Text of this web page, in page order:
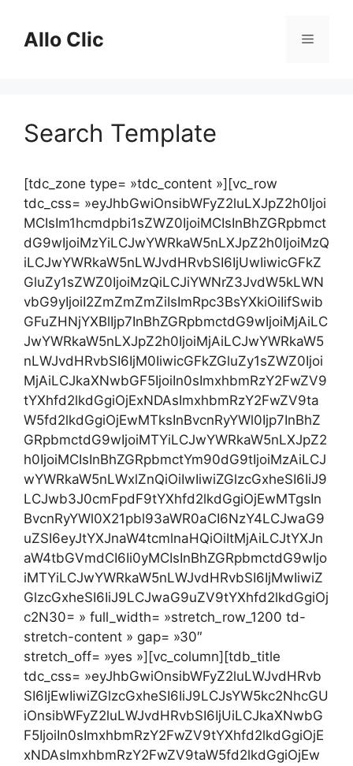
contenuAllo Clic Menu
Search Template
[tdc_zone type= »tdc_content »][vc_row
tdc_css= »eyJhbGwiOnsibWFyZ2luLXJpZ2h0Ijoi
MCIsIm1hcmdpbi1sZWZ0IjoiMCIsInBhZGRpbmct
dG9wIjoiMzYiLCJwYWRkaW5nLXJpZ2h0IjoiMzQ
iLCJwYWRkaW5nLWJvdHRvbSI6IjUwIiwicGFkZ
GluZy1sZWZ0IjoiMzQiLCJiYWNrZ3JvdW5kLWN
vbG9yIjoiI2ZmZmZmZiIsImRpc3BsYXkiOiIifSwib
GFuZHNjYXBlIjp7InBhZGRpbmctdG9wIjoiMjAiLC
JwYWRkaW5nLXJpZ2h0IjoiMjAiLCJwYWRkaW5
nLWJvdHRvbSI6IjM0IiwicGFkZGluZy1sZWZ0Ijoi
MjAiLCJkaXNwbGF5IjoiIn0sImxhbmRzY2FwZV9
tYXhfd2lkdGgiOjExNDAsImxhbmRzY2FwZV9ta
W5fd2lkdGgiOjEwMTksInBvcnRyYWl0Ijp7InBhZ
GRpbmctdG9wIjoiMTYiLCJwYWRkaW5nLXJpZ2
h0IjoiMCIsInBhZGRpbmctYm90dG9tIjoiMzAiLCJ
wYWRkaW5nLWxlZnQiOiIwIiwiZGlzcGxheSI6IiJ9
LCJwb3J0cmFpdF9tYXhfd2lkdGgiOjEwMTgsIn
BvcnRyYWl0X21pbl93aWR0aCI6NzY4LCJwaG9
uZSI6eyJtYXJnaW4tcmlnaHQiOiItMjAiLCJtYXJn
aW4tbGVmdCI6Ii0yMCIsInBhZGRpbmctdG9wIjo
iMTYiLCJwYWRkaW5nLWJvdHRvbSI6IjMwIiwiZ
GlzcGxheSI6IiJ9LCJwaG9uZV9tYXhfd2lkdGgiOj
c2N30= » full_width= »stretch_row_1200 td-
stretch-content » gap= »30″
stretch_off= »yes »][vc_column][tdb_title
tdc_css= »eyJhbGwiOnsibWFyZ2luLWJvdHRvb
SI6IjEwIiwiZGlzcGxheSI6IiJ9LCJsYW5kc2NhcGU
iOnsibWFyZ2luLWJvdHRvbSI6IjUiLCJkaXNwbG
F5IjoiIn0sImxhbmRzY2FwZV9tYXhfd2lkdGgiOjE
xNDAsImxhbmRzY2FwZV9taW5fd2lkdGgiOjEw